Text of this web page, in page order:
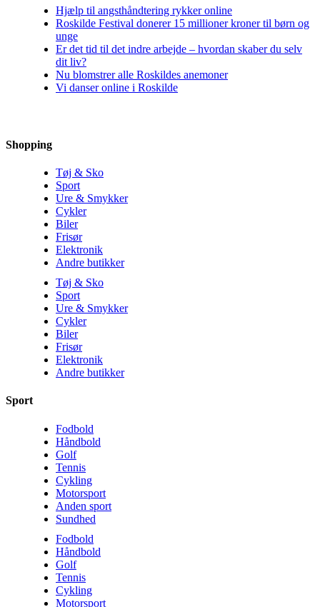
Hjælp til angsthåndtering rykker online
Roskilde Festival donerer 15 millioner kroner til børn og
unge
Er det tid til det indre arbejde – hvordan skaber du selv
dit liv?
Nu blomstrer alle Roskildes anemoner
Vi danser online i Roskilde
Shopping
Tøj & Sko
Sport
Ure & Smykker
Cykler
Biler
Frisør
Elektronik
Andre butikker
Tøj & Sko
Sport
Ure & Smykker
Cykler
Biler
Frisør
Elektronik
Andre butikker
Sport
Fodbold
Håndbold
Golf
Tennis
Cykling
Motorsport
Anden sport
Sundhed
Fodbold
Håndbold
Golf
Tennis
Cykling
Motorsport